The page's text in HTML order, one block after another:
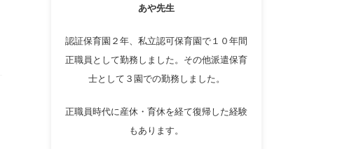
あや先生
認証保育園２年、私立認可保育園で１０年間
正職員として勤務しました。その他派遣保育
士として３園での勤務しました。
正職員時代に産休・育休を経て復帰した経験
もあります。